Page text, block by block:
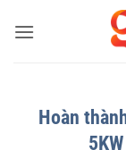
qua
Hoàn